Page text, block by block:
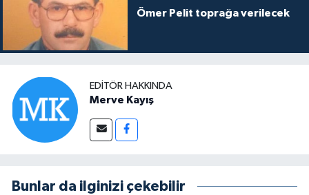
Ömer Pelit toprağa verilecek
EDITÖR HAKKINDA
Merve Kayış
Bunlar da ilginizi çekebilir